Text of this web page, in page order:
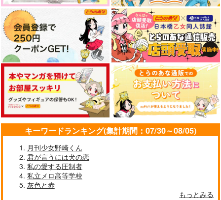
キーワードランキング(集計期間：07/30～08/05)
月刊少女野崎くん
君が言うには犬の恋
私の愛する圧制者
私立メロ高等学校
灰色と赤
もっとみる